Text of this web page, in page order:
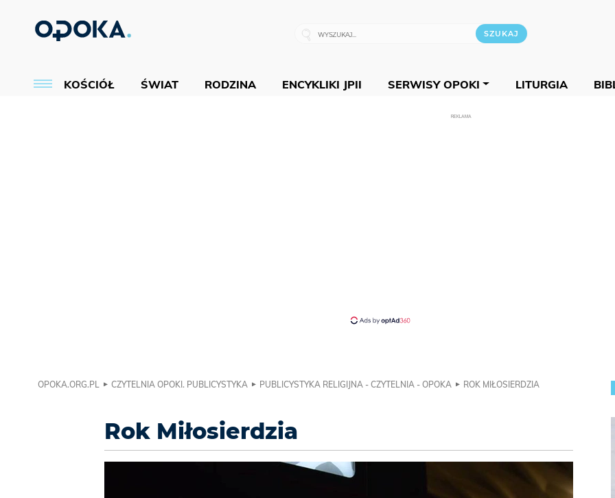
KOŚCIÓŁ ŚWIAT RODZINA ENCYKLIKI JPII SERWISY OPOKI LITURGIA
REKLAMA
OPOKA.ORG.PL CZYTELNIA OPOKI. PUBLICYSTYKA PUBLICYSTYKA RELIGIJNA - CZYTELNIA - OPOKA ROK MIŁOSIERDZIA
Rok Miłosierdzia